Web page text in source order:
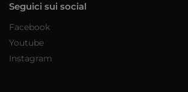
Seguici sui social
Facebook
Youtube
Instagram